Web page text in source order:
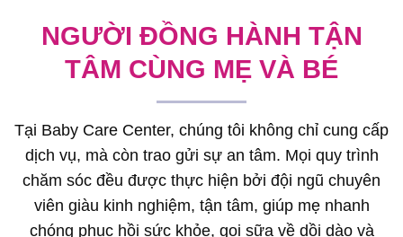
NGƯỜI ĐỒNG HÀNH TẬN
TÂM CÙNG MẸ VÀ BÉ
Tại Baby Care Center, chúng tôi không chỉ cung cấp
dịch vụ, mà còn trao gửi sự an tâm. Mọi quy trình
chăm sóc đều được thực hiện bởi đội ngũ chuyên
viên giàu kinh nghiệm, tận tâm, giúp mẹ nhanh
chóng phục hồi sức khỏe, gọi sữa về dồi dào và